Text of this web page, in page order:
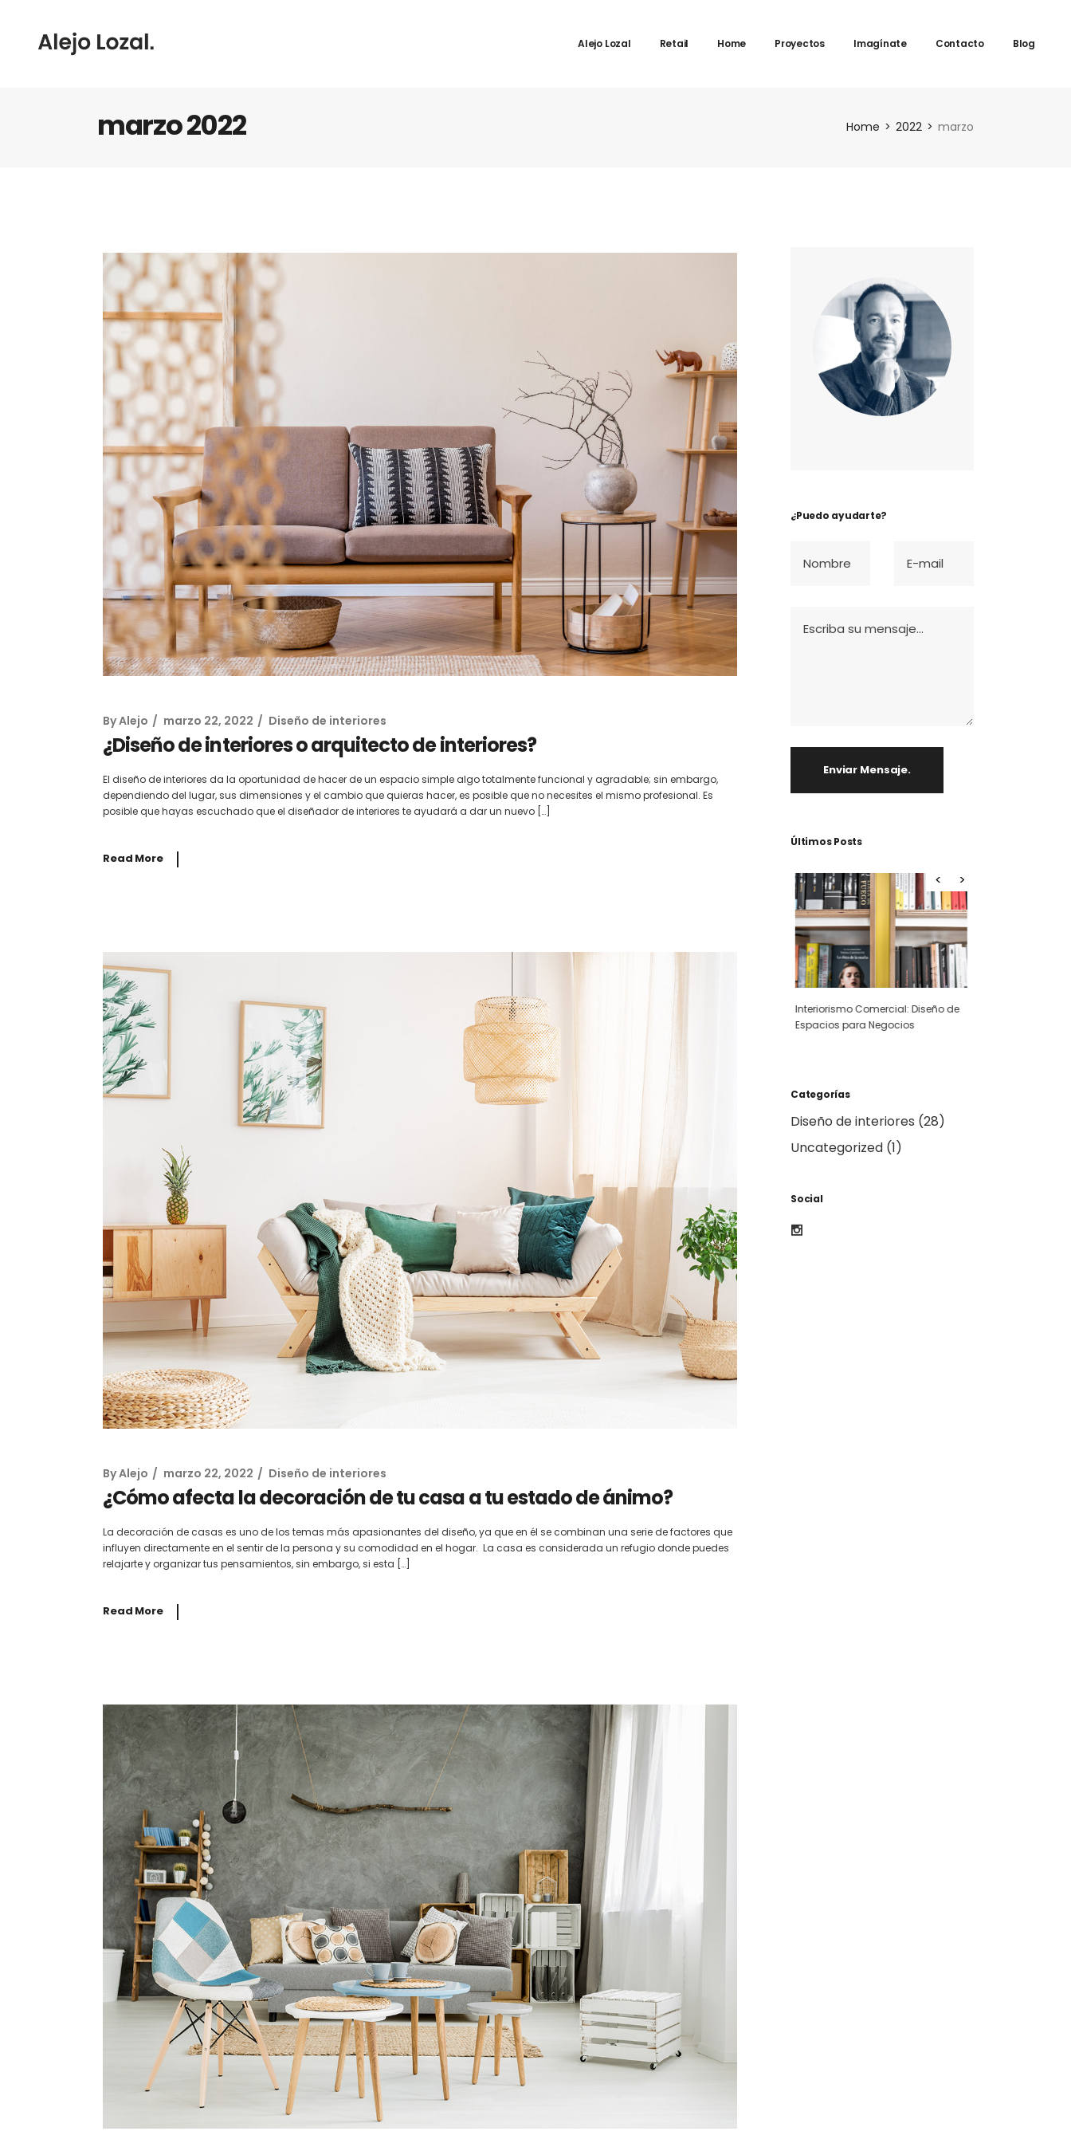
Alejo Lozal Retail Home Proyectos Imagínate Contacto Blog
marzo 2022 Home 2022 marzo
ByAlejo marzo 22, 2022 Diseño de interiores
¿Diseño de interiores o arquitecto de interiores?
El diseño de interiores da la oportunidad de hacer de un espacio simple algo totalmente funcional y agradable; sin embargo,
dependiendo del lugar, sus dimensiones y el cambio que quieras hacer, es posible que no necesites el mismo profesional. Es
posible que hayas escuchado que el diseñador de interiores te ayudará a dar un nuevo […]
Read More
ByAlejo marzo 22, 2022 Diseño de interiores
¿Cómo afecta la decoración de tu casa a tu estado de ánimo?
La decoración de casas es uno de los temas más apasionantes del diseño, ya que en él se combinan una serie de factores que
influyen directamente en el sentir de la persona y su comodidad en el hogar. La casa es considerada un refugio donde puedes
relajarte y organizar tus pensamientos, sin embargo, si esta […]
Read More
¿Puedo ayudarte?
Enviar Mensaje.
Últimos Posts
Interiorismo Comercial: Diseñando
espacios para potenciar tu
negocio
El diseño retail como estrategia
clave para el éxito de tu negocio
Interiorismo Comercial: Diseñando
espacios para potenciar tu
Categorías
Diseño de interiores (28)
Uncategorized (1)
Social